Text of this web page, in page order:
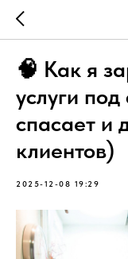
🧠 Как я
услуги
спасает и
клиентов)
2025-12-08 19:29